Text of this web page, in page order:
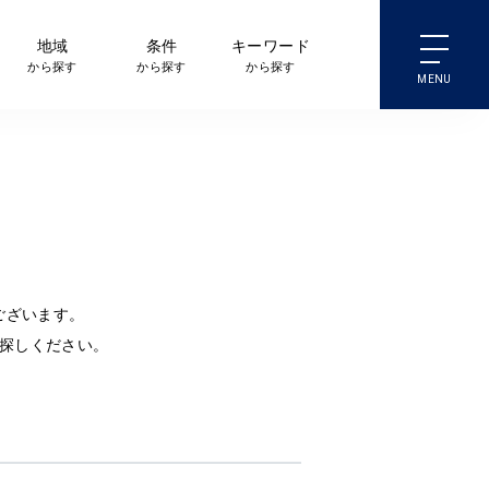
地域
から探す
条件
から探す
キーワード
から探す
います。
しください。